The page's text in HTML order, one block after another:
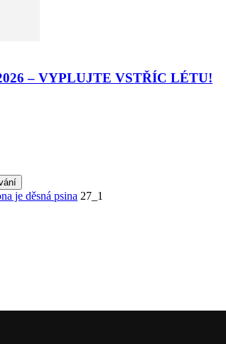
– VYPLUJTE VSTŘÍC LÉTU!
je děsná psina 27_1